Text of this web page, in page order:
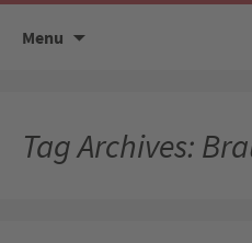
Menu
Tag Archives: